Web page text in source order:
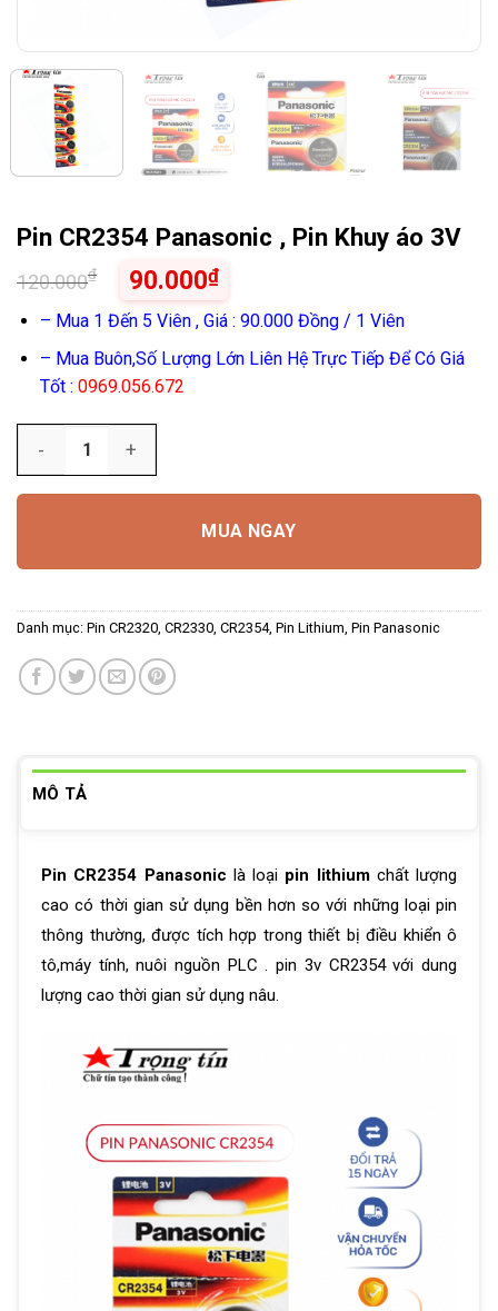
Pin CR2354 Panasonic , Pin Khuy áo 3V
120.000₫ 90.000₫
– Mua 1 Đến 5 Viên , Giá : 90.000 Đồng / 1 Viên
– Mua Buôn,Số Lượng Lớn Liên Hệ Trực Tiếp Để Có Giá
Tốt : 0969.056.672
MUA NGAY
Danh mục: Pin CR2320, CR2330, CR2354, Pin Lithium Pin Panasonic
MÔ TẢ
Pin CR2354 Panasonic là loại pin lithiumchất lượng
cao có thời gian sử dụng bền hơn so với những loại pin
thông thường, được tích hợp trong thiết bị điều khiển ô
tô,máy tính, nuôi nguồn PLC . pin 3v CR2354 với dung
lượng cao thời gian sử dụng nâu.